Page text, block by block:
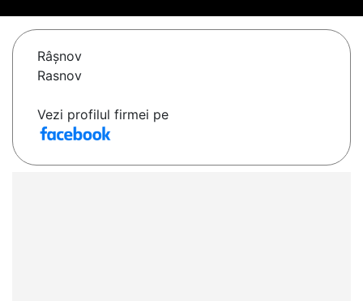
Râşnov
Rasnov
Vezi profilul firmei pe